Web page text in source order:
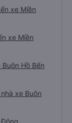
xe Miền
xe Miền
Hồ Bến
xe Buôn
Đông